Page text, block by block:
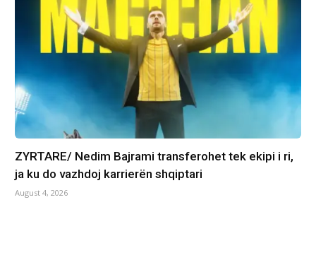
ZYRTARE/ Nedim Bajrami transferohet tek ekipi i ri,
ja ku do vazhdoj karrierën shqiptari
August 4, 2026